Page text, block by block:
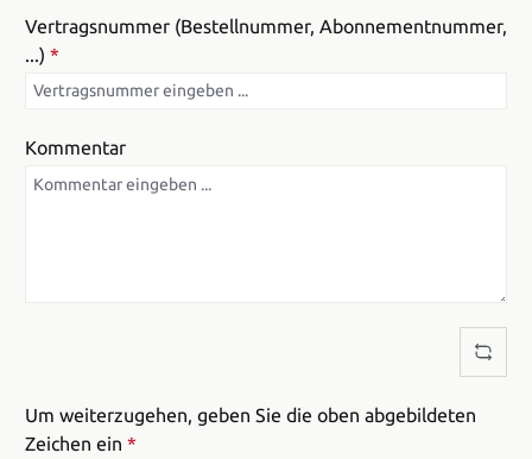
Vertragsnummer (Bestellnummer, Abonnementnummer,
...) *
Kommentar
Um weiterzugehen, geben Sie die oben abgebildeten
Zeichen ein *